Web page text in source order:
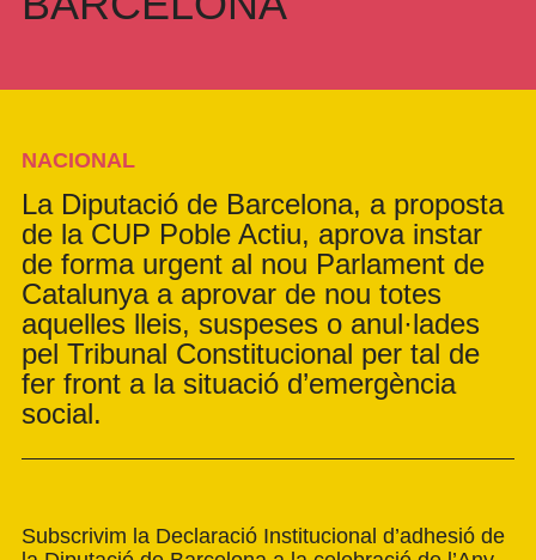
NACIONAL
La Diputació de Barcelona, a proposta
de la CUP Poble Actiu, aprova instar
de forma urgent al nou Parlament de
Catalunya a aprovar de nou totes
aquelles lleis, suspeses o anul·lades
pel Tribunal Constitucional per tal de
fer front a la situació d’emergència
social.
Subscrivim la Declaració Institucional d’adhesió de